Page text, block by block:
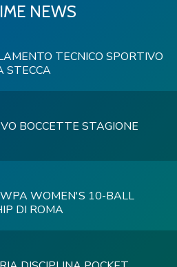
NEWS
TECNICO SPORTIVO
STECCA
BOCCETTE STAGIONE
WOMEN'S 10-BALL
DI ROMA